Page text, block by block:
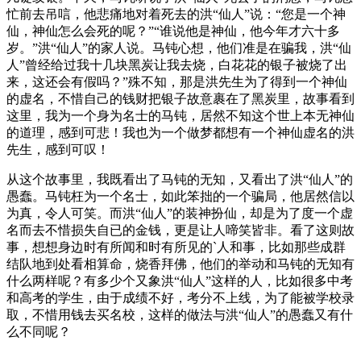
忙前去吊唁，他悲痛地对着死去的洪“仙人”说：“您是一个神
仙，神仙怎么会死的呢？”“谁说他是神仙，他今年才六十多
岁。”洪“仙人”的家人说。马钝心想，他们准是在骗我，洪“仙
人”曾经给过我十几块黑炭让我去烧，白花花的银子被烧了出
来，这还会有假吗？”殊不知，那是洪先生为了得到一个神仙
的虚名，不惜自己的钱财把银子故意裹在了黑炭里，故事看到
这里，我为一个身为名士的马钝，居然不知这个世上本无神仙
的道理，感到可悲！我也为一个做梦都想有一个神仙虚名的洪
先生，感到可叹！
从这个故事里，我既看出了马钝的无知，又看出了洪“仙人”的
愚蠢。马钝枉为一个名士，如此笨拙的一个骗局，他居然信以
为真，令人可笑。而洪“仙人”的装神扮仙，却是为了度一个虚
名而去不惜损失自已的金钱，更是让人啼笑皆非。看了这则故
事，想想身边时有所闻和时有所见的`人和事，比如那些成群
结队地到处看相算命，烧香拜佛，他们的举动和马钝的无知有
什么两样呢？有多少个又象洪“仙人”这样的人，比如很多中考
和高考的学生，由于成绩不好，考分不上线，为了能被学校录
取，不惜用钱去买名校，这样的做法与洪“仙人”的愚蠢又有什
么不同呢？